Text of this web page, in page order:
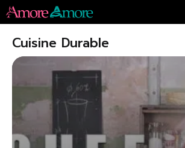
Aller
au
contenu
Cuisine Durable